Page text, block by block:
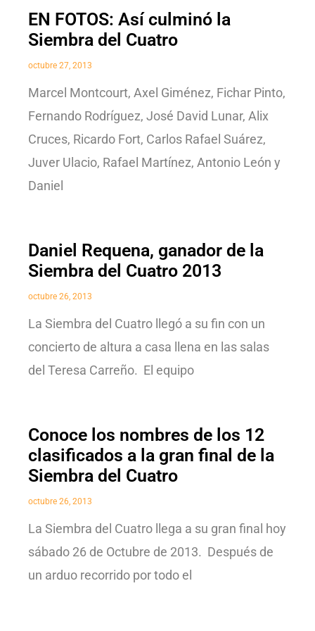
EN FOTOS: Así culminó la
Siembra del Cuatro
octubre 27, 2013
Marcel Montcourt, Axel Giménez, Fichar Pinto,
Fernando Rodríguez, José David Lunar, Alix
Cruces, Ricardo Fort, Carlos Rafael Suárez,
Juver Ulacio, Rafael Martínez, Antonio León y
Daniel
Daniel Requena, ganador de la
Siembra del Cuatro 2013
octubre 26, 2013
La Siembra del Cuatro llegó a su fin con un
concierto de altura a casa llena en las salas
del Teresa Carreño. El equipo
Conoce los nombres de los 12
clasificados a la gran final de la
Siembra del Cuatro
octubre 26, 2013
La Siembra del Cuatro llega a su gran final hoy
sábado 26 de Octubre de 2013. Después de
un arduo recorrido por todo el